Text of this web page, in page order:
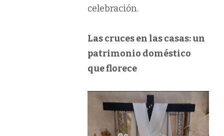
celebración.
Las cruces en las casas: un
patrimonio doméstico
que florece